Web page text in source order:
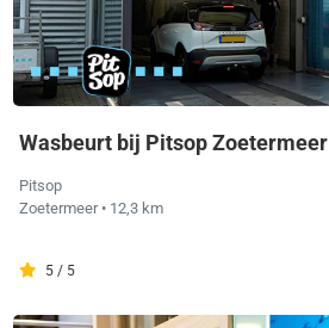
Wasbeurt bij Pitsop Zoetermeer
Pitsop
Zoetermeer • 12,3 km
5 / 5